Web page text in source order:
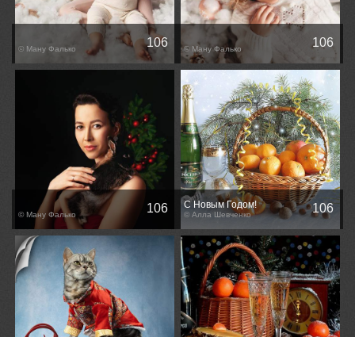
© Ману Фалько 106 © Ману Фалько 106
© Ману Фалько 106 С Новым Годом!
© Алла Шевченко 106